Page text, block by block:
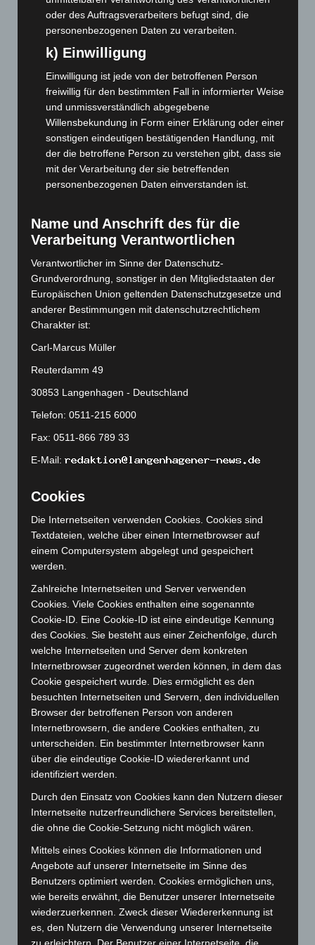
Juli 2026(73)
Juni 2026(139)
Mai 2026(99)
April 2026(99)
März 2026
(115)
Februar 2026(109)
Januar 2026(122)
Dezember 2025(103)
November 2025(114)
September 2025 (93)
August 2025(90)
Juli 2025(90)
Juni 2025(103)
Mai 2025(112)
April 2025(88)
März 2025(111)
Februar 2025(96)
Januar 2025(88)
Dezember 2024(89)
November 2024 (94)
Oktober 2024(93)
August 2024(107)
Juli 2024(89)
Juni 2024(107)
Mai 2024
April 2024(102)
März 2024 (103)
Februar 2024
(103)
Januar 2024(111)
Dezember 2023(130)
November 2023
(130)
Oktober 2023 (114)
September 2023(133)
August 2023(134)
Juli 2023(118)
Juni 2023(142)
Mai 2023(139)
März 2023
(174)
Februar 2023(154)
Januar 2023 (140)
Dezember 2022(130)
oder des Auftragsverarbeiters befugt sind, die
personenbezogenen Daten zu verarbeiten.
k) Einwilligung
Einwilligung ist jede von der betroffenen Person
freiwillig für den bestimmten Fall in informierter Weise
und unmissverständlich abgegebene
Willensbekundung in Form einer Erklärung oder einer
sonstigen eindeutigen bestätigenden Handlung, mit
der die betroffene Person zu verstehen gibt, dass sie
mit der Verarbeitung der sie betreffenden
personenbezogenen Daten einverstanden ist.
Name und Anschrift des für die
Verarbeitung Verantwortlichen
Verantwortlicher im Sinne der Datenschutz-
Grundverordnung, sonstiger in den Mitgliedstaaten der
Europäischen Union geltenden Datenschutzgesetze und
anderer Bestimmungen mit datenschutzrechtlichem
Charakter ist:
Carl-Marcus Müller
Reuterdamm 49
30853 Langenhagen - Deutschland
Telefon: 0511-215 6000
Fax: 0511-866 789 33
E-Mail:
Cookies
Die Internetseiten verwenden Cookies. Cookies sind
Textdateien, welche über einen Internetbrowser auf
einem Computersystem abgelegt und gespeichert
werden.
Zahlreiche Internetseiten und Server verwenden
Cookies. Viele Cookies enthalten eine sogenannte
Cookie-ID. Eine Cookie-ID ist eine eindeutige Kennung
des Cookies. Sie besteht aus einer Zeichenfolge, durch
welche Internetseiten und Server dem konkreten
Internetbrowser zugeordnet werden können, in dem das
Cookie gespeichert wurde. Dies ermöglicht es den
besuchten Internetseiten und Servern, den individuellen
Browser der betroffenen Person von anderen
Internetbrowsern, die andere Cookies enthalten, zu
unterscheiden. Ein bestimmter Internetbrowser kann
über die eindeutige Cookie-ID wiedererkannt und
identifiziert werden.
Durch den Einsatz von Cookies kann den Nutzern dieser
Internetseite nutzerfreundlichere Services bereitstellen,
die ohne die Cookie-Setzung nicht möglich wären.
Mittels eines Cookies können die Informationen und
Angebote auf unserer Internetseite im Sinne des
Benutzers optimiert werden. Cookies ermöglichen uns,
wie bereits erwähnt, die Benutzer unserer Internetseite
wiederzuerkennen. Zweck dieser Wiedererkennung ist
es, den Nutzern die Verwendung unserer Internetseite